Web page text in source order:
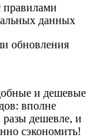
правилами
данных
обновления
и дешевые
вполне
разы дешевле, и
сэкономить!